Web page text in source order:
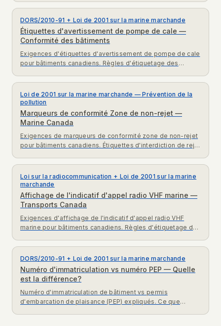
DORS/2010-91 + Loi de 2001 sur la marine marchande
Étiquettes d'avertissement de pompe de cale —
Conformité des bâtiments
Exigences d'étiquettes d'avertissement de pompe de cale
pour bâtiments canadiens. Règles d'étiquetage des
Loi de 2001 sur la marine marchande — Prévention de la
pollution
Marqueurs de conformité Zone de non-rejet —
Marine Canada
Exigences de marqueurs de conformité zone de non-rejet
pour bâtiments canadiens. Étiquettes d'interdiction de rejet
marchande.
Loi sur la radiocommunication + Loi de 2001 sur la marine
marchande
Affichage de l'indicatif d'appel radio VHF marine —
Transports Canada
Exigences d'affichage de l'indicatif d'appel radio VHF
marine pour bâtiments canadiens. Règles d'étiquetage de
radiocommunication.
DORS/2010-91 + Loi de 2001 sur la marine marchande
Numéro d'immatriculation vs numéro PEP — Quelle
est la différence?
Numéro d'immatriculation de bâtiment vs permis
d'embarcation de plaisance (PEP) expliqués. Ce que